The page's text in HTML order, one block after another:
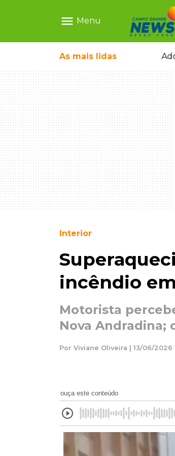
menu Menu
As mais lidas
ganhar dia oficial em MS
Interior
incêndio
Motorista
Nova Andradina;
Por Viviane Oliveira | 13/06/2026
ouça este conteúdo